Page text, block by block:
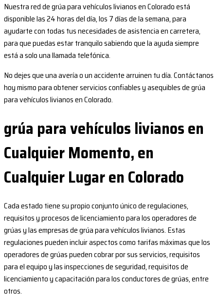
Nuestra red de grúa para vehículos livianos en Colorado está
disponible las 24 horas del día, los 7 días de la semana, para
ayudarte con todas tus necesidades de asistencia en carretera,
para que puedas estar tranquilo sabiendo que la ayuda siempre
está a solo una llamada telefónica.
No dejes que una avería o un accidente arruinen tu día. Contáctanos
hoy mismo para obtener servicios confiables y asequibles de grúa
para vehículos livianos en Colorado.
grúa para vehículos livianos en
Cualquier Momento, en
Cualquier Lugar en Colorado
Cada estado tiene su propio conjunto único de regulaciones,
requisitos y procesos de licenciamiento para los operadores de
grúas y las empresas de grúa para vehículos livianos. Estas
regulaciones pueden incluir aspectos como tarifas máximas que los
operadores de grúas pueden cobrar por sus servicios, requisitos
para el equipo y las inspecciones de seguridad, requisitos de
licenciamiento y capacitación para los conductores de grúas, entre
otros.